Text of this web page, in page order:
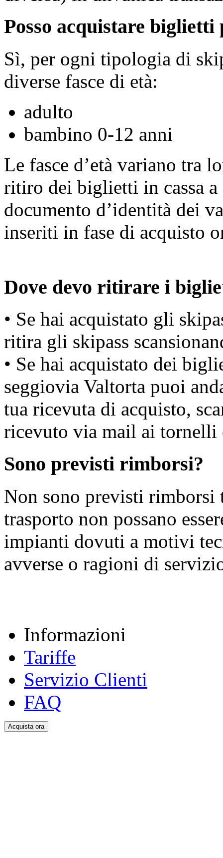
Posso acquistare
Sì, per ogni tipologia di
diverse fasce di età:
adulto
bambino 0-12 anni
Le fasce d’età variano tra
ritiro dei biglietti in cassa a
documento d’identità dei
inseriti in fase di acquisto
Dove devo ritirare i
• Se hai acquistato gli
ritira gli skipass
• Se hai acquistato dei
seggiovia Valtorta puoi
tua ricevuta di acquisto,
ricevuto via mail ai tornelli
Sono previsti rimborsi?
Non sono previsti
trasporto non possano
impianti dovuti a motivi
avverse o ragioni di
Informazioni
Tariffe
Servizio Clienti
FAQ
Acquista ora